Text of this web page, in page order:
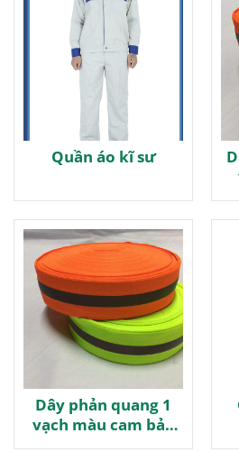
Quần áo kĩ sư
Dây phản quang 1
vạch màu cam bản
rộng 5cm